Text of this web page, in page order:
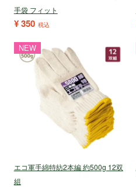
手袋 フィット
¥350 税込
NEW
エコ軍手綿特紡2本編 約500g 12双
組